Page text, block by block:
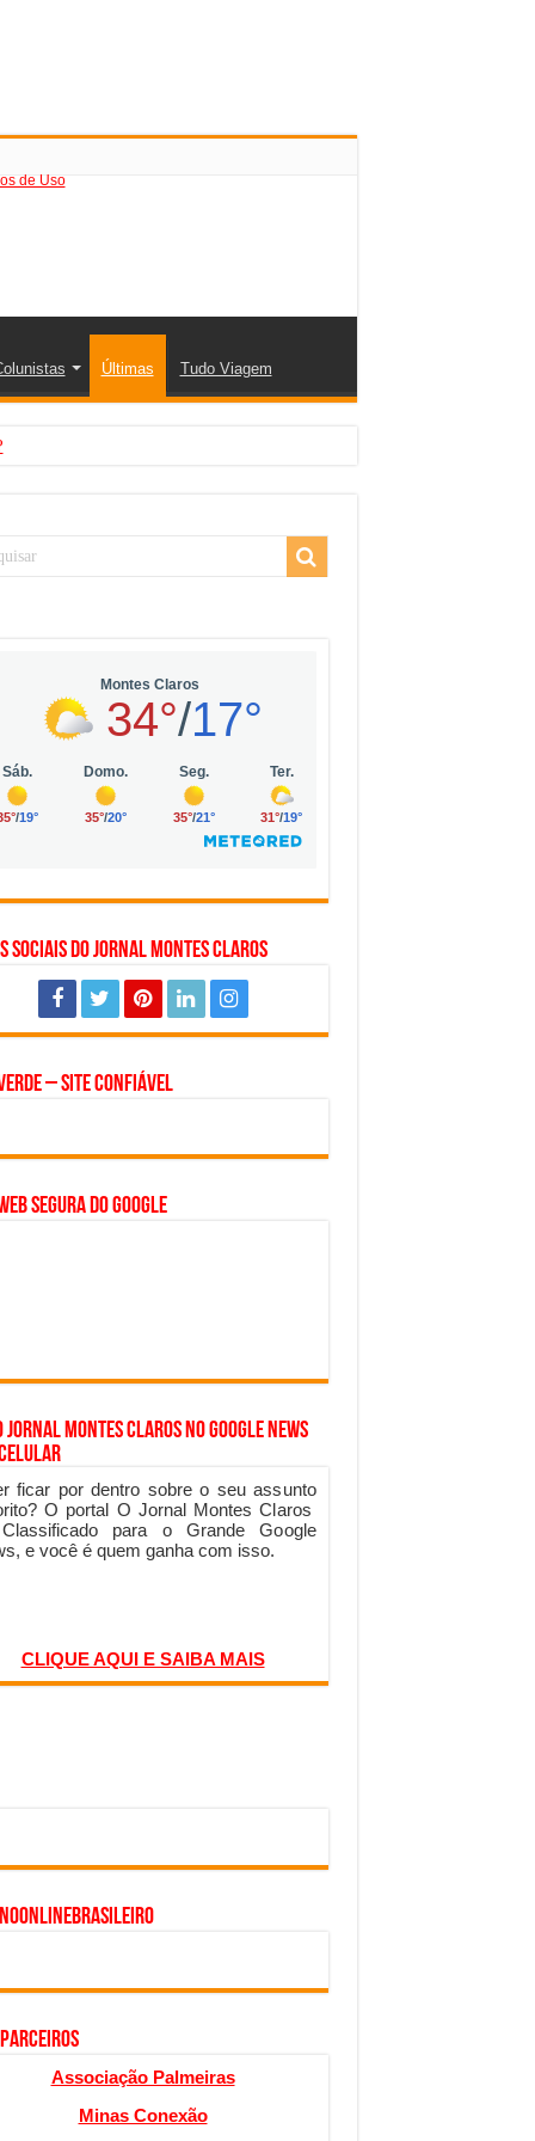
de Uso
Últimas Tudo Viagem
mil no digital
eólica e hidrogênio verde
Sociais do Jornal Montes Claros
– Site Confiável
SEGURA do GOOGLE
Jornal Montes Claros no Google News
ficar por dentro sobre o seu assunto
O portal O Jornal Montes Claros
para o Grande Google
e você é quem ganha com isso.
CLIQUE AQUI E SAIBA MAIS
Associação Palmeiras
Minas Conexão